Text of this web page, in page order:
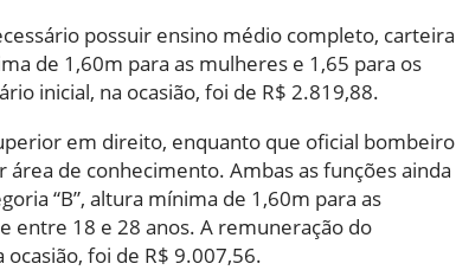
possuir ensino médio completo, carteira
de 1,60m para as mulheres e 1,65 para os
inicial, na ocasião, foi de R$ 2.819,88.
em direito, enquanto que oficial bombeiro
de conhecimento. Ambas as funções ainda
“B”, altura mínima de 1,60m para as
entre 18 e 28 anos. A remuneração do
foi de R$ 9.007,56.